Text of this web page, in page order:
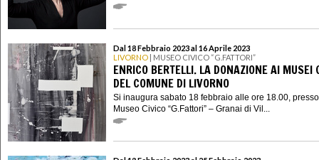
Dal 18 Febbraio 2023 al 16 Aprile 2023
LIVORNO | MUSEO CIVICO “G.FATTORI”
ENRICO BERTELLI. LA DONAZIONE AI MUSEI
DEL COMUNE DI LIVORNO
Si inaugura sabato 18 febbraio alle ore 18.00,
Museo Civico “G.Fattori” – Granai di Vil...